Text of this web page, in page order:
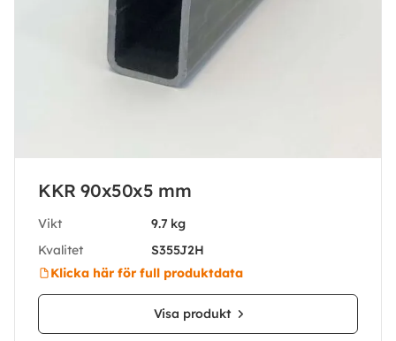
KKR 90x50x5 mm
Vikt
9.7 kg
Kvalitet
S355J2H
Klicka här för full produktdata
Visa produkt